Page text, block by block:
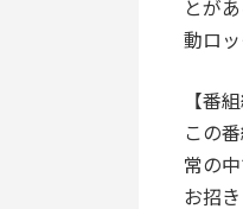
とが
動ロッ
【番
この
常の
お招